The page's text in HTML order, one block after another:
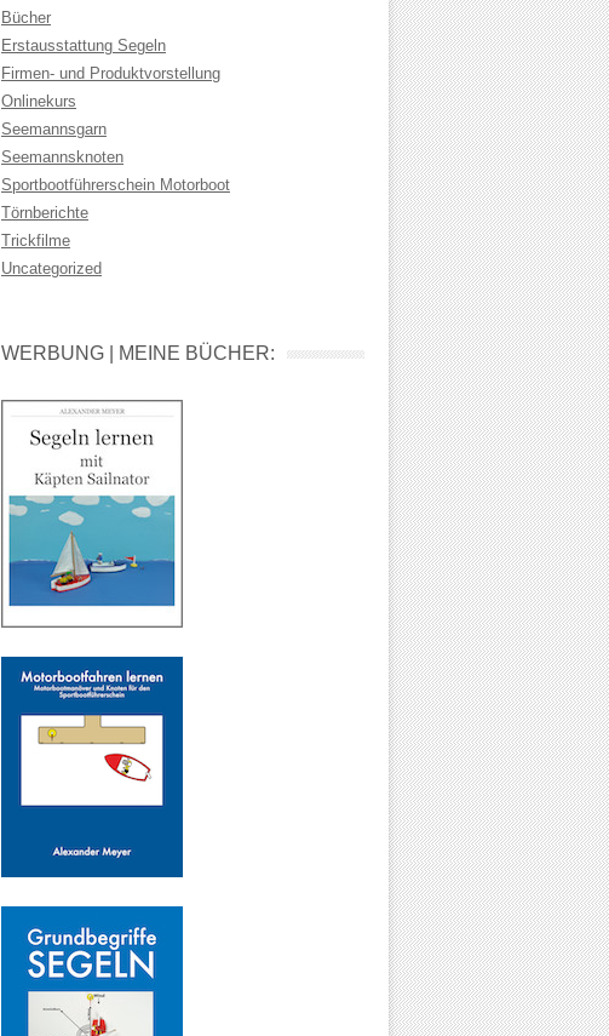
Bücher
Erstausstattung Segeln
Firmen- und Produktvorstellung
Onlinekurs
Seemannsgarn
Seemannsknoten
Sportbootführerschein Motorboot
Törnberichte
Trickfilme
Uncategorized
WERBUNG | MEINE BÜCHER: